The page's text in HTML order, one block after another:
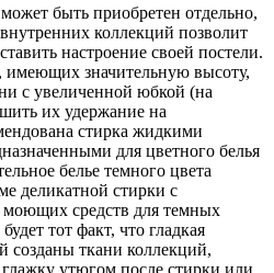
быть приобретен отдельно,
коллекций позволит
настроение своей постели.
имеющих значительную высоту,
с увеличенной юбкой (на
их удержание на
стирка жидкими
для цветного белья
белье темного цвета
деликатной стирки с
средств для темных
тот факт, что гладкая
созданы ткани коллекций,
утюгом после стирки или